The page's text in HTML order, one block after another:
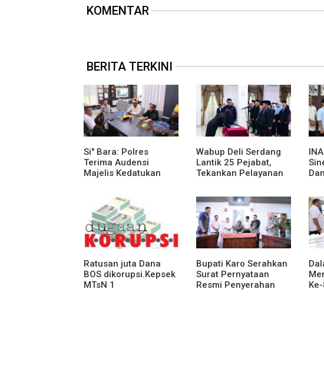
KOMENTAR
BERITA TERKINI
Si" Bara: Polres
Terima Audensi
Majelis Kedatukan
Wabup Deli Serdang
Lantik 25 Pejabat,
Tekankan Pelayanan
Humanis
Ratusan juta Dana
BOS dikorupsi.Kepsek
MTsN 1
Bupati Karo Serahkan
Surat Pernyataan
Resmi Penyerahan